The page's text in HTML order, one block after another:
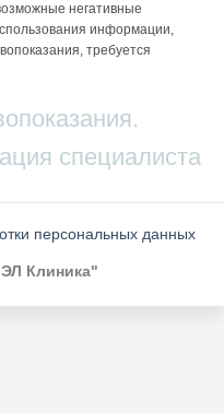
негативные
информации,
требуется
специалиста
персональных данных
Клиника"